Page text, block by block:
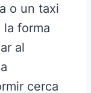
o un taxi
forma
al
cerca